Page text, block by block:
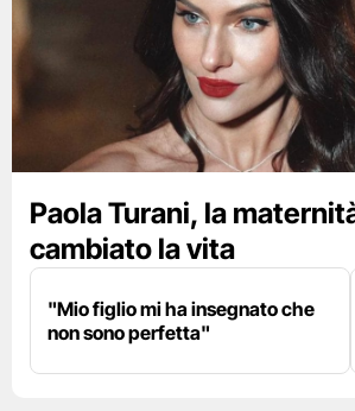
Paola Turani, la
cambiato la vita
"Mio figlio mi ha insegnato che
non sono perfetta"